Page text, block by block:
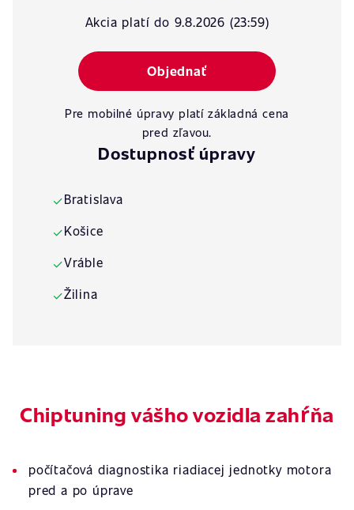
Akcia platí do 9.8.2026 (23:59)
Objednať
Pre mobilné úpravy platí základná cena
pred zľavou.
Dostupnosť úpravy
✓Bratislava
✓Košice
✓Vráble
✓Žilina
Chiptuning vášho vozidla zahŕňa
počítačová diagnostika riadiacej jednotky motora
pred a po úprave